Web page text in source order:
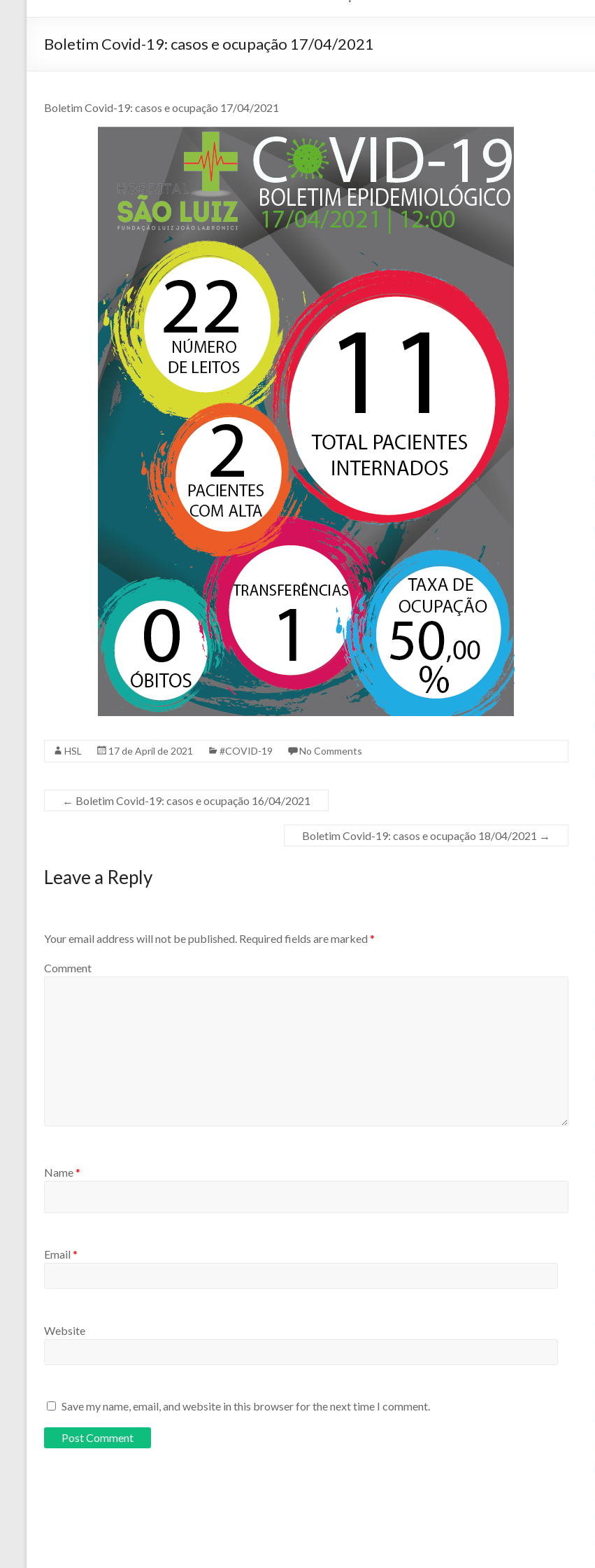
Boletim Covid-19: casos e ocupação 17/04/2021
Boletim Covid-19: casos e ocupação 17/04/2021
HSL 17 de April de 2021 #COVID-19 No Comments
← Boletim Covid-19: casos e ocupação 16/04/2021
Boletim Covid-19: casos e ocupação 18/04/2021 →
Leave a Reply
Your email address will not be published. Required fields are marked *
Comment
Name*
Email *
Website
Save my name, email, and website in this browser for the next time I comment.